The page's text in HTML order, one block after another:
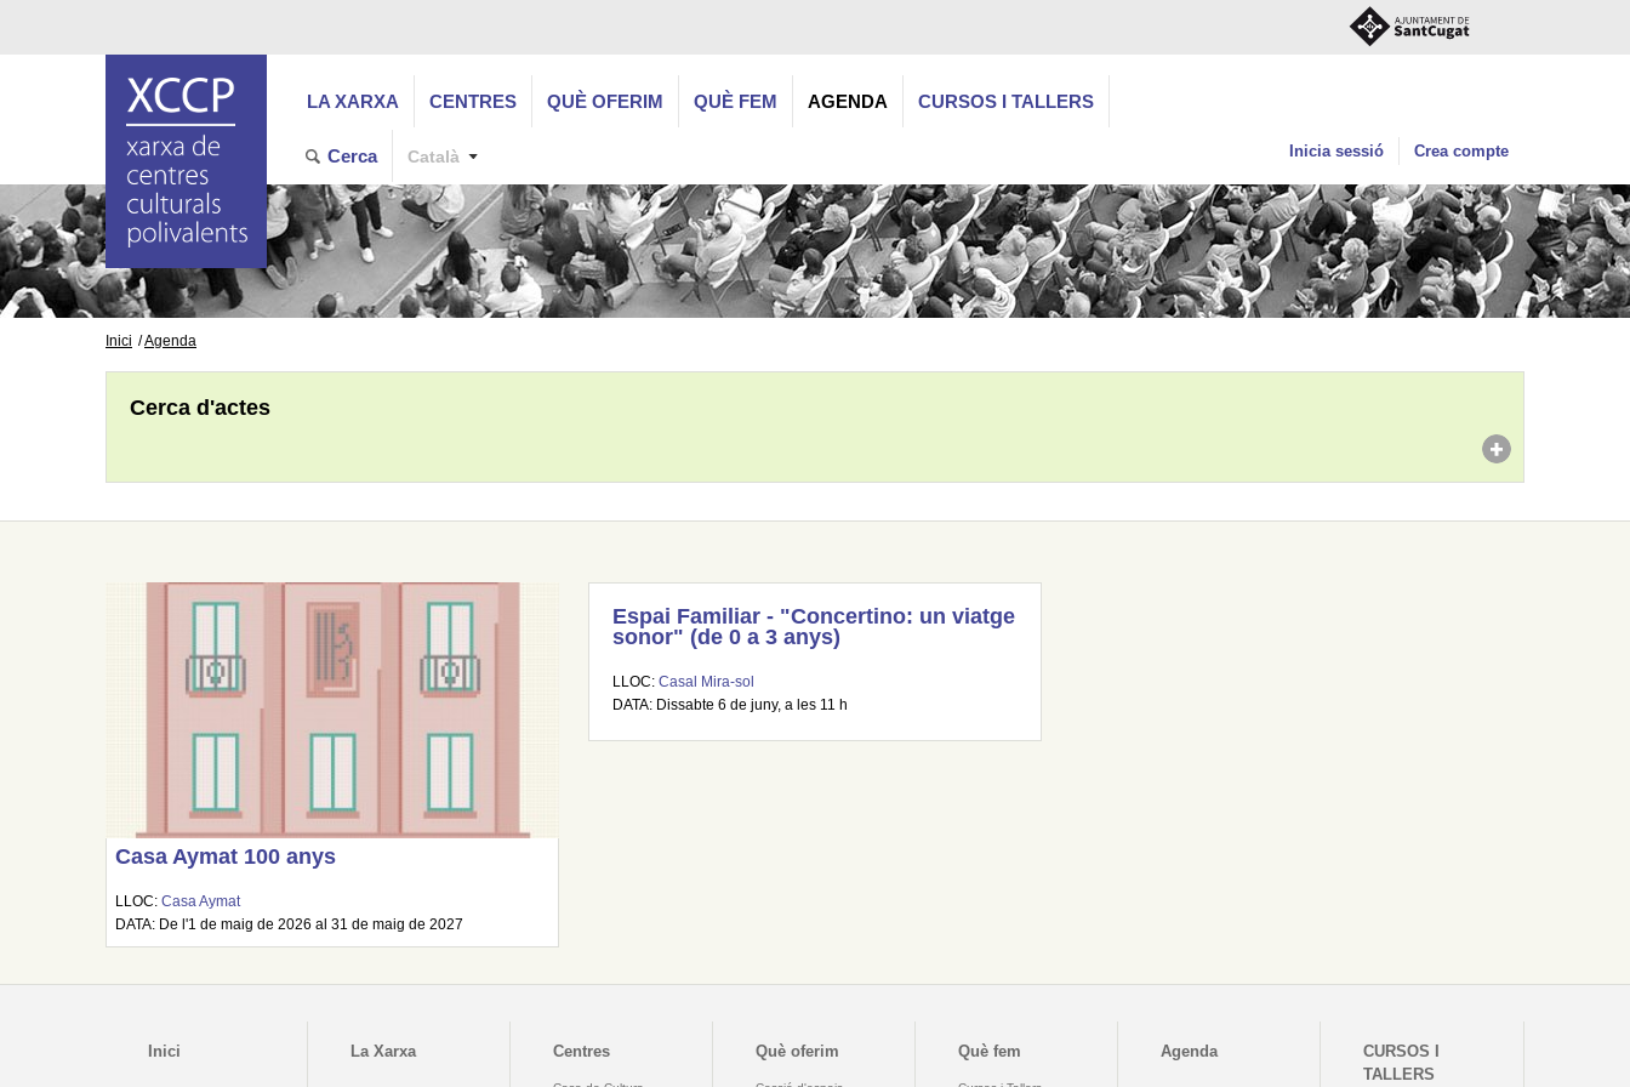
LA XARXA CENTRES QUÈ OFERIM QUÈ FEM AGENDA CURSOS I TALLERS
Cerca Català Inicia sessió Crea compte
Inici Agenda
Cerca d'actes
Casa Aymat 100 anys
LLOC:Casa Aymat
DATA: De l'1 de maig de 2026 al 31 de maig de 2027
Espai Familiar - "Concertino: un viatge
sonor" (de 0 a 3 anys)
LLOC: Casal Mira-sol
DATA: Dissabte 6 de juny, a les 11 h
Inici La Xarxa Centres Què oferim Què fem Agenda
CURSOS I
TALLERS